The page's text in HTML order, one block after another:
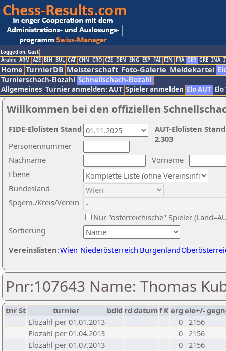
Logged on: Gast
Arabic ARM AZE BIH BUL CAT CHN CRO CZE DEN ENG ESP FAI FIN FRA GER GRE INA
Home TurnierDB Meisterschaft Foto-Galerie Meldekartei
Turnierschach-Elozahl Schnellschach-Elozahl
Allgemeines Turnier anmelden: AUT Spieler anmelden Elo AUT
Willkommen bei den offiziellen
Nachname
Vorname
Ebene
Sortierung
Personennummer
Bundesland
Spgem./Kreis/Verein
Nur "österreichische" Spieler
Vereinslisten:Wien Niederösterreich Burgenland
AUT-Elolisten
2.303
FIDE-Elolisten Stand
Pnr:107643 Name: Thomas
tnrSt turnier bdld rd datumf Kerg elo+/-
Elozahl per 01.01.2013
0 2156
Elozahl per 01.04.2013
0 2156
Elozahl per 01.07.2013
0 2156